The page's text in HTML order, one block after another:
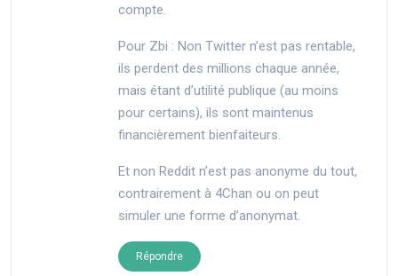
compte.
Pour Zbi : Non Twitter n’est pas rentable,
ils perdent des millions chaque année,
mais étant d’utilité publique (au moins
pour certains), ils sont maintenus
financièrement bienfaiteurs.
Et non Reddit n’est pas anonyme du tout,
contrairement à 4Chan ou on peut
simuler une forme d’anonymat.
Répondre